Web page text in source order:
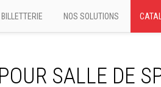
BILLETTERIE NOS SOLUTIONS
SALLE DE